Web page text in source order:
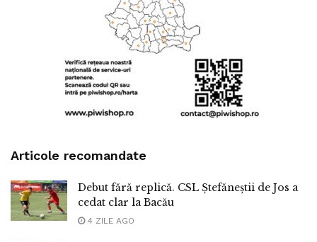
Articole recomandate
Debut fără replică. CSL Ștefăneștii de Jos a
cedat clar la Bacău
4 ZILE AGO